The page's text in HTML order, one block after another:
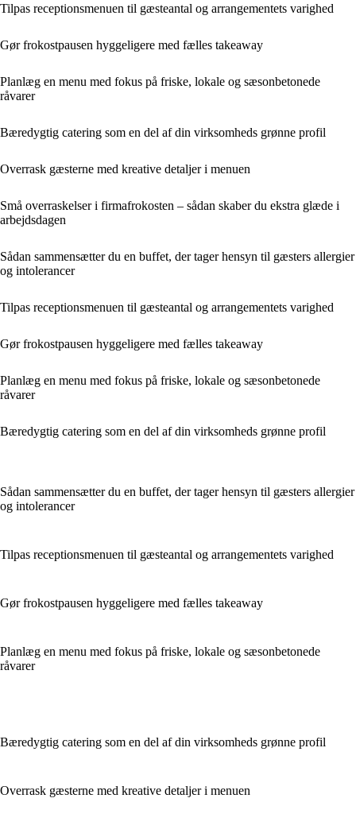
Tilpas receptionsmenuen til gæsteantal og arrangementets varighed
Gør frokostpausen hyggeligere med fælles takeaway
Planlæg en menu med fokus på friske, lokale og sæsonbetonede
råvarer
Bæredygtig catering som en del af din virksomheds grønne profil
Overrask gæsterne med kreative detaljer i menuen
Små overraskelser i firmafrokosten – sådan skaber du ekstra glæde i
arbejdsdagen
Sådan sammensætter du en buffet, der tager hensyn til gæsters allergier
og intolerancer
Tilpas receptionsmenuen til gæsteantal og arrangementets varighed
Gør frokostpausen hyggeligere med fælles takeaway
Planlæg en menu med fokus på friske, lokale og sæsonbetonede
råvarer
Bæredygtig catering som en del af din virksomheds grønne profil
Sådan sammensætter du en buffet, der tager hensyn til gæsters allergier
og intolerancer
Tilpas receptionsmenuen til gæsteantal og arrangementets varighed
Gør frokostpausen hyggeligere med fælles takeaway
Planlæg en menu med fokus på friske, lokale og sæsonbetonede
råvarer
Bæredygtig catering som en del af din virksomheds grønne profil
Overrask gæsterne med kreative detaljer i menuen